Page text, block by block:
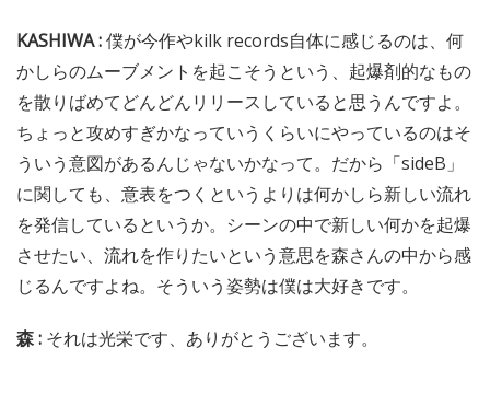
KASHIWA :僕が今作やkilk records自体に感じるのは、何
かしらのムーブメントを起こそうという、起爆剤的なもの
を散りばめてどんどんリリースしていると思うんですよ。
ちょっと攻めすぎかなっていうくらいにやっているのはそ
ういう意図があるんじゃないかなって。だから「sideB」
に関しても、意表をつくというよりは何かしら新しい流れ
を発信しているというか。シーンの中で新しい何かを起爆
させたい、流れを作りたいという意思を森さんの中から感
じるんですよね。そういう姿勢は僕は大好きです。
森 : それは光栄です、ありがとうございます。